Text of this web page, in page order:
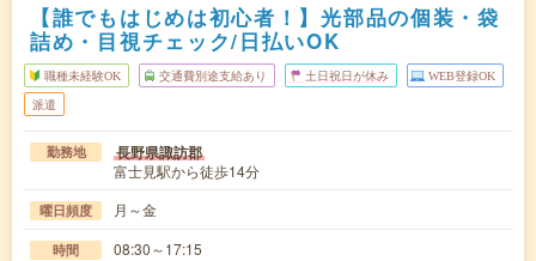
【誰でもはじめは初心者！】光部品の個装・袋
詰め・目視チェック/日払いOK
職種未経験OK 交通費別途支給あり 土日祝日が休み WEB登録OK
派遣
勤務地 長野県諏訪郡
富士見駅から徒歩14分
曜日頻度 月～金
時間 08:30～17:15